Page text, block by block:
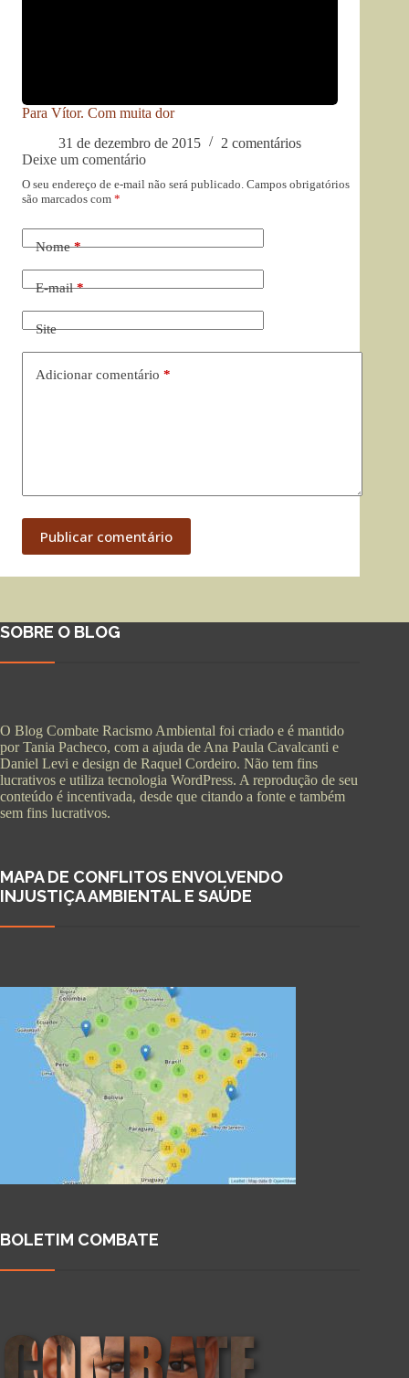
Para Vítor. Com muita dor
31 de dezembro de 2015
2 comentários
Deixe um comentário
O seu endereço de e-mail não será publicado. Campos obrigatórios
são marcados com *
Nome*
E-mail*
Site
Adicionar comentário *
Publicar comentário
SOBRE O BLOG
O Blog Combate Racismo Ambiental foi criado e é mantido
por Tania Pacheco, com a ajuda de Ana Paula Cavalcanti e
Daniel Levi e design de Raquel Cordeiro. Não tem fins
lucrativos e utiliza tecnologia WordPress. A reprodução de seu
conteúdo é incentivada, desde que citando a fonte e também
sem fins lucrativos.
MAPA DE CONFLITOS ENVOLVENDO
INJUSTIÇA AMBIENTAL E SAÚDE
BOLETIM COMBATE